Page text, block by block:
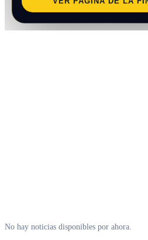
No hay noticias disponibles por ahora.